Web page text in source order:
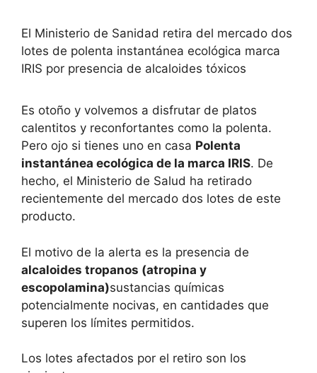
El Ministerio de Sanidad retira del mercado dos
lotes de polenta instantánea ecológica marca
IRIS por presencia de alcaloides tóxicos
Es otoño y volvemos a disfrutar de platos
calentitos y reconfortantes como la polenta.
Pero ojo si tienes uno en casa Polenta
instantánea ecológica de la marca IRIS. De
hecho, el Ministerio de Salud ha retirado
recientemente del mercado dos lotes de este
producto.
El motivo de la alerta es la presencia de
alcaloides tropanos (atropina y
escopolamina)sustancias químicas
potencialmente nocivas, en cantidades que
superen los límites permitidos.
Los lotes afectados por el retiro son los